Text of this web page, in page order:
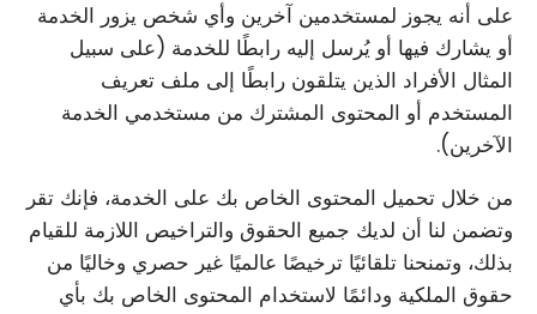
على أنه يجوز لمستخدمين آخرين وأي شخص يزور الخدمة
أو يشارك فيها أو يُرسل إليه رابطًا للخدمة (على سبيل
المثال الأفراد الذين يتلقون رابطًا إلى ملف تعريف
المستخدم أو المحتوى المشترك من مستخدمي الخدمة
الآخرين).
من خلال تحميل المحتوى الخاص بك على الخدمة، فإنك تقر
وتضمن لنا أن لديك جميع الحقوق والتراخيص اللازمة للقيام
بذلك، وتمنحنا تلقائيًا ترخيصًا عالميًا غير حصري وخاليًا من
حقوق الملكية ودائمًا لاستخدام المحتوى الخاص بك بأي